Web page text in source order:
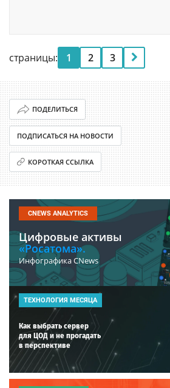
страницы: 1 2 3
ПОДЕЛИТЬСЯ
ПОДПИСАТЬСЯ НА НОВОСТИ
КОРОТКАЯ ССЫЛКА
CNEWS ANALYTICS
Цифровые активы
«Росатома».
Инфографика CNews
ТЕХНОЛОГИЯ МЕСЯЦА
Как выбрать сервер
для ЦОД и не прогадать
в перспективе